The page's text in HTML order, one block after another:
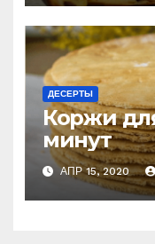
ДЕСЕРТЫ
Коржи
минут
АПР 15, 2020